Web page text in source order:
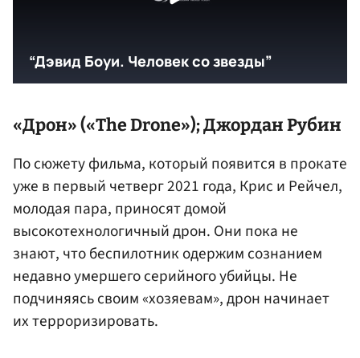
«Дрон» («The Drone»);Джордан Рубин
По сюжету фильма, который появится в прокате
уже в первый четверг 2021 года, Крис и Рейчел,
молодая пара, приносят домой
высокотехнологичный дрон. Они пока не
знают, что беспилотник одержим сознанием
недавно умершего серийного убийцы. Не
подчиняясь своим «хозяевам», дрон начинает
их терроризировать.